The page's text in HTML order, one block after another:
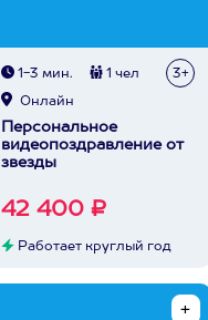
1-3 мин. 1 чел 3+
Онлайн
Персональное
видеопоздравление от
звезды
42 400 ₽
Работает круглый год